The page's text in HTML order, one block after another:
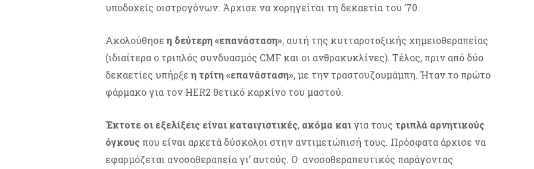
υποδοχείς οιστρογόνων. Άρχισε να χορηγείται τη δεκαετία του ’70.
Ακολούθησεη δεύτερη «επανάσταση», αυτή της κυτταροτοξικής χημειοθεραπείας
(ιδιαίτερα ο τριπλός συνδυασμός CMF και οι ανθρακυκλίνες). Τέλος, πριν από δύο
δεκαετίες υπήρξεη τρίτη «επανάσταση», με την τραστουζουμάμπη. Ήταν το πρώτο
φάρμακο για τον HER2 θετικό καρκίνο του μαστού.
Έκτοτε οι εξελίξεις είναι καταιγιστικές, ακόμα καιγια τους τριπλά αρνητικούς
όγκους που είναι αρκετά δύσκολοι στην αντιμετώπισή τους. Πρόσφατα άρχισε να
εφαρμόζεται ανοσοθεραπεία γι’ αυτούς. Ο ανοσοθεραπευτικός παράγοντας